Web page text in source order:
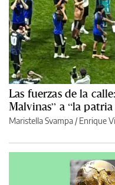
Las fuerzas de la
Malvinas” a “la
Maristella Svampa /Enrique